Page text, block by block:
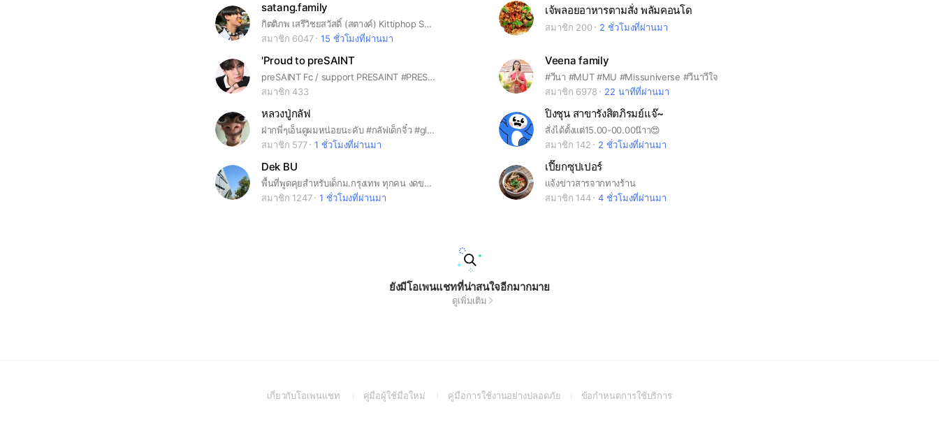
satang.family
กิตติภพ เสรีวิชยสวัสดิ์ (สตางค์) Kittiphop Sereevichayasawat #กระปุกของสตางค์ #satangks
สมาชิก 6047
15 ชั่วโมงที่ผ่านมา
เจ้พลอยอาหารตามสั่ง พลัมคอนโด
สมาชิก 200 2 ชั่วโมงที่ผ่านมา
'Proud​ to​ preSAINT
preSAINT Fc​ / support​ PRESAINT #PRESAINT #cuteboy​ #fanclub #model​ #yseries
สมาชิก 433
Veena family
#วีนา #MUT #MU #Missuniverse #วีนาวีใจ
สมาชิก 6978
22 นาทีที่ผ่านมา
หลวงปู่กลัฟ
ฝากพี่ๆเอ็นดูผมหน่อยนะคับ #กลัฟเด็กจิ๋ว #gluftnp
สมาชิก 577
1 ชั่วโมงที่ผ่านมา
ปิงชุน สาขารังสิตภิรมย์แจ๊~
สั่งได้ตั้งแต่15.00-00.00น๊าา😍
สมาชิก 142
2 ชั่วโมงที่ผ่านมา
Dek BU
พื้นที่พูดคุยสำหรับเด็กม.กรุงเทพ ทุกคน งดขายของ #ม.กรุงเทพ #BU
สมาชิก 1247
1 ชั่วโมงที่ผ่านมา
เปี๊ยกซุปเปอร์
เเจ้งข่าวสารจากทางร้าน
สมาชิก 144
4 ชั่วโมงที่ผ่านมา
ยังมีโอเพนแชทที่น่าสนใจอีกมากมาย
ดูเพิ่มเติม
เกี่ยวกับโอเพนแชท
(Openคู่มือผู้ใช้มือใหม่
(Openคู่มือการใช้งานอย่างปลอดภัย(Openข้อกำหนดการใช้บริการ(Open